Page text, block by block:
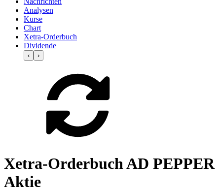
Analysen
Kurse
Chart
Xetra-Orderbuch
Dividende
‹ ›
Xetra-Orderbuch AD PEPPER
Aktie